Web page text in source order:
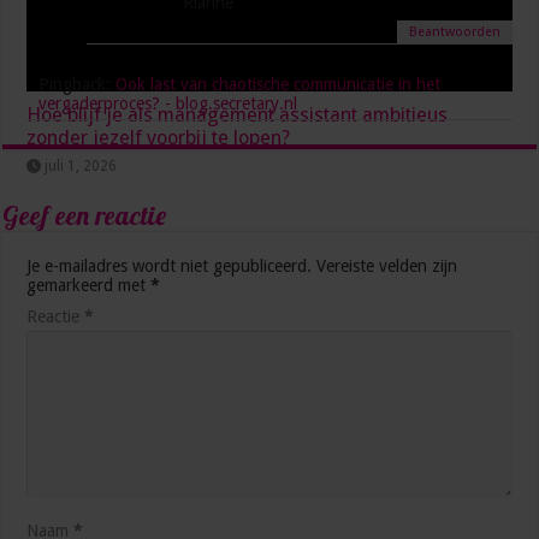
Hoe blijf je als management assistant ambitieus
zonder jezelf voorbij te lopen?
juli 1, 2026
Beantwoorden
Ook last van chaotische communicatie in het
vergaderproces? - blog.secretary.nl
Geef een reactie
Je e-mailadres wordt niet gepubliceerd. Vereiste velden zijn
gemarkeerd met *
Reactie *
Naam *